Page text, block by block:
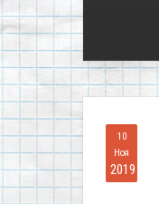
10
Ноя
2019